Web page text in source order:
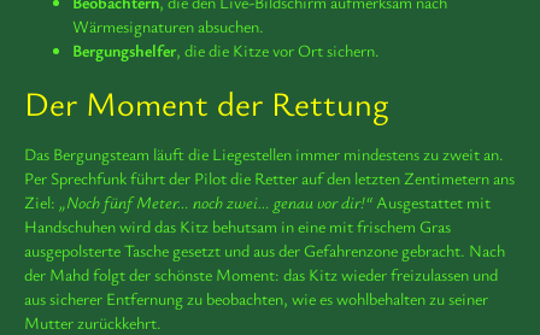
Wärmesignaturen absuchen.
Bergungshelfer, die die Kitze vor Ort sichern.
Der Moment der Rettung
Das Bergungsteam läuft die Liegestellen immer mindestens zu zweit an.
Per Sprechfunk führt der Pilot die Retter auf den letzten Zentimetern ans
Ziel: „Noch fünf Meter… noch zwei… genau vor dir!“ Ausgestattet mit
Handschuhen wird das Kitz behutsam in eine mit frischem Gras
ausgepolsterte Tasche gesetzt und aus der Gefahrenzone gebracht. Nach
der Mahd folgt der schönste Moment: das Kitz wieder freizulassen und
aus sicherer Entfernung zu beobachten, wie es wohlbehalten zu seiner
Mutter zurückkehrt.